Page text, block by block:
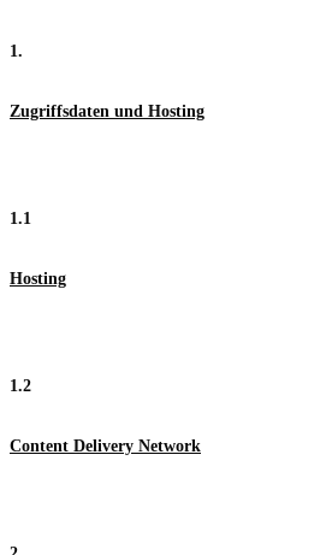
1.
Zugriffsdaten und Hosting
1.1
Hosting
1.2
Content Delivery Network